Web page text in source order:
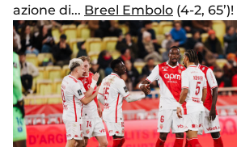
azione di... Breel Embolo (4-2, 65’)!